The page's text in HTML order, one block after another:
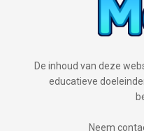
De inhoud van deze
educatieve
Neem